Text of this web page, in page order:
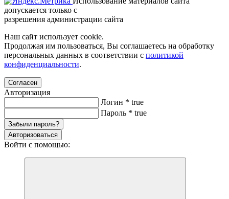
допускается только с
разрешения администрации сайта
Наш сайт использует cookie.
Продолжая им пользоваться, Вы соглашаетесь на обработку
персональных данных в соответствии с политикой
конфиденциальности.
Согласен
Авторизация
Логин * true
Пароль * true
Забыли пароль?
Авторизоваться
Войти с помощью: